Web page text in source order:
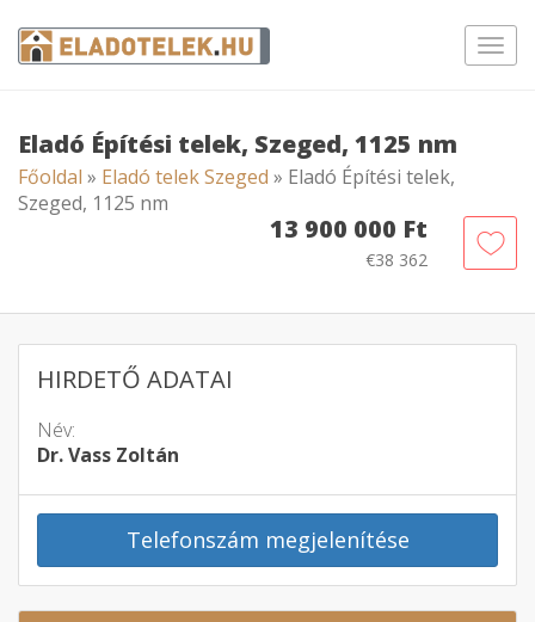
Eladó Építési telek, Szeged, 1125 nm
Főoldal » Eladó telek Szeged » Eladó Építési telek,
Szeged, 1125 nm
13 900 000 Ft
€38 362
HIRDETŐ ADATAI
Név:
Dr. Vass Zoltán
Telefonszám megjelenítése